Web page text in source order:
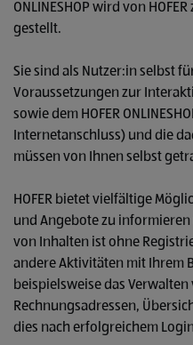
ONLINESHOP wird von
gestellt.
Sie sind als Nutzer:in selbst
Voraussetzungen zur
sowie dem HOFER
Internetanschluss) und die
müssen von Ihnen selbst
HOFER bietet vielfältige
und Angebote zu informieren
von Inhalten ist ohne
andere Aktivitäten mit Ihrem
beispielsweise das Verwalten
Rechnungsadressen,
dies nach erfolgreichem